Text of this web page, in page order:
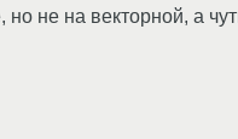
но не на векторной, а